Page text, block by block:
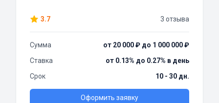
3.7 3 отзыва
Сумма
от 20 000 ₽ до 1 000 000 ₽
Ставка
от 0.13% до 0.27% в день
Срок
10 - 30 дн.
Оформить заявку